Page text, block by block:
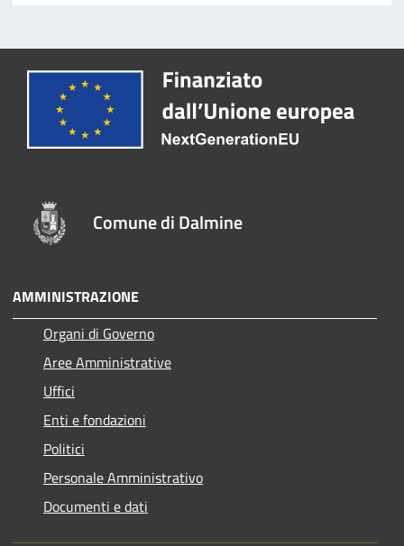
Comune di Dalmine
AMMINISTRAZIONE
Organi di Governo
Aree Amministrative
Uffici
Enti e fondazioni
Politici
Personale Amministrativo
Documenti e dati